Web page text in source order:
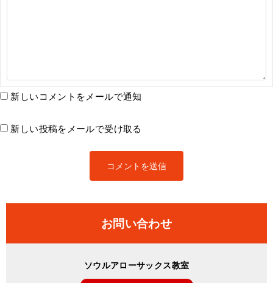
新しいコメントをメールで通知
新しい投稿をメールで受け取る
お問い合わせ
ソウルアローサックス教室